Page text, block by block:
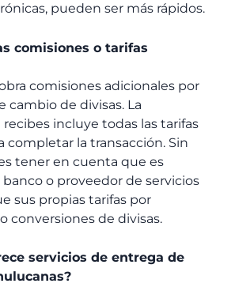
pueden ser más rápidos.
comisiones o tarifas
comisiones adicionales por
cambio de divisas. La
incluye todas las tarifas
completar la transacción. Sin
tener en cuenta que es
o proveedor de servicios
sus propias tarifas por
conversiones de divisas.
servicios de entrega de